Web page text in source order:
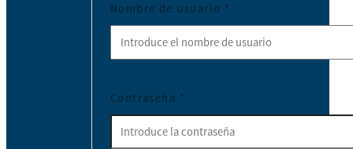
Nombre de usuario *
Contraseña *